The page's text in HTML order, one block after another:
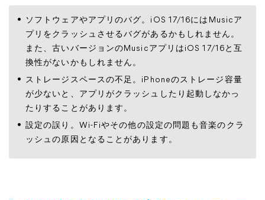
ソフトウェアやアプリのバグ。iOS 17/16にはMusicア
プリをクラッシュさせるバグがあるかもしれません。
また、古いバージョンのMusicアプリはiOS 17/16と互
換性がないかもしれません。
ストレージスペースの不足。iPhoneのストレージ容量
が少ないと、アプリがクラッシュしたり起動しなかっ
たりすることがあります。
設定の誤り。Wi-Fiやその他の設定の問題も音楽のクラ
ッシュの原因となることがあります。